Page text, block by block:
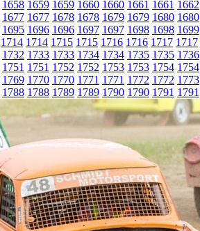
1658 1659 1659 1660 1660 1661 1661 1662
1677 1677 1678 1678 1679 1679 1680 1680
1695 1696 1696 1697 1697 1698 1698 1699
1714 1714 1715 1715 1716 1716 1717 1717
1732 1733 1733 1734 1734 1735 1735 1736
1751 1751 1752 1752 1753 1753 1754 1754
1769 1770 1770 1771 1771 1772 1772 1773
1788 1788 1789 1789 1790 1790 1791 1791